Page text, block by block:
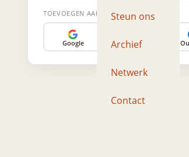
Steun ons
Archief
Netwerk
Contact
TOEVOEGEN AAN AGENDA
Google Apple